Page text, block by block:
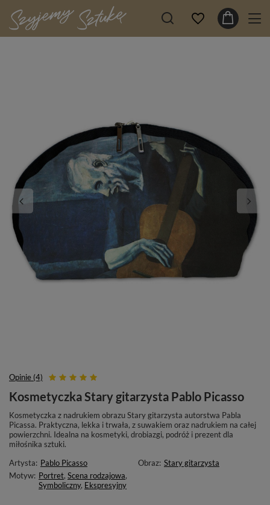
Opinie (4)
Kosmetyczka Stary gitarzysta Pablo Picasso
Kosmetyczka z nadrukiem obrazu Stary gitarzysta autorstwa Pabla
Picassa. Praktyczna, lekka i trwała, z suwakiem oraz nadrukiem na całej
powierzchni. Idealna na kosmetyki, drobiazgi, podróż i prezent dla
miłośnika sztuki.
Artysta: Pablo Picasso Obraz: Stary gitarzysta
Motyw: Portret, Scena rodzajowa,
Symboliczny, Ekspresyjny